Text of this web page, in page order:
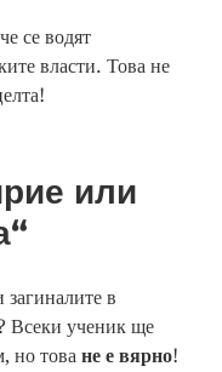
се водят
власти. Това не
или
в
Всеки ученик ще
но това не е вярно!